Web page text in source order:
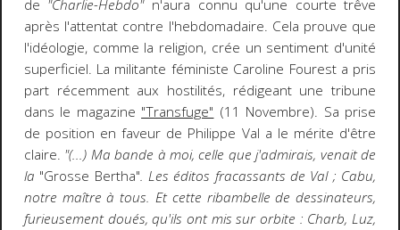
de "Charlie-Hebdo"n'aura connu qu'une courte trêve
après l'attentat contre l'hebdomadaire. Cela prouve que
l'idéologie, comme la religion, crée un sentiment d'unité
superficiel. La militante féministe Caroline Fourest a pris
part récemment aux hostilités, rédigeant une tribune
dans le magazine "Transfuge" (11 Novembre). Sa prise
de position en faveur de Philippe Val a le mérite d'être
claire. "(...) Ma bande à moi, celle que j'admirais, venait de
la "Grosse Bertha". Les éditos fracassants de Val ; Cabu,
notre maître à tous. Et cette ribambelle de dessinateurs,
furieusement doués, qu'ils ont mis sur orbite : Charb, Luz,